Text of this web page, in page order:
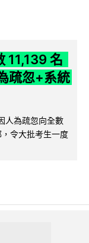
11,139 名
疏忽+系統
人為疏忽向全數
令大批考生一度